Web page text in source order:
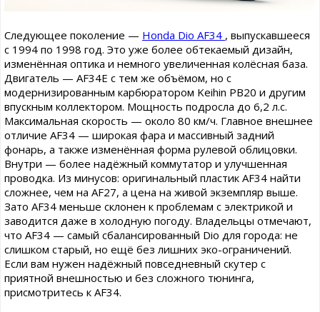
Следующее поколение — Honda Dio AF34 , выпускавшееся
с 1994 по 1998 год. Это уже более обтекаемый дизайн,
изменённая оптика и немного увеличенная колёсная база.
Двигатель — AF34E с тем же объёмом, но с
модернизированным карбюратором Keihin PB20 и другим
впускным коллектором. Мощность подросла до 6,2 л.с.
Максимальная скорость — около 80 км/ч. Главное внешнее
отличие AF34 — широкая фара и массивный задний
фонарь, а также изменённая форма рулевой облицовки.
Внутри — более надёжный коммутатор и улучшенная
проводка. Из минусов: оригинальный пластик AF34 найти
сложнее, чем на AF27, а цена на живой экземпляр выше.
Зато AF34 меньше склонен к проблемам с электрикой и
заводится даже в холодную погоду. Владельцы отмечают,
что AF34 — самый сбалансированный Dio для города: не
слишком старый, но ещё без лишних эко-ограничений.
Если вам нужен надёжный повседневный скутер с
приятной внешностью и без сложного тюнинга,
присмотритесь к AF34.